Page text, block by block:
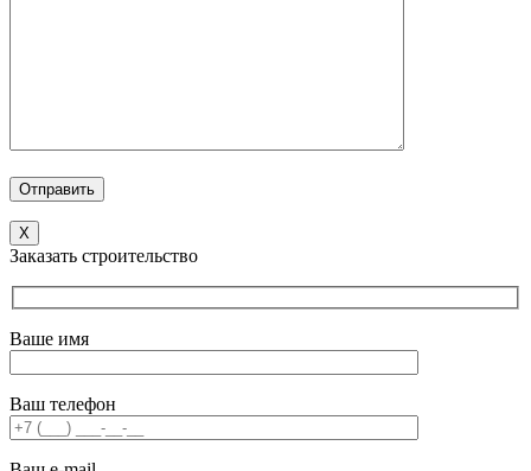
X
Заказать строительство
Ваше имя
Ваш телефон